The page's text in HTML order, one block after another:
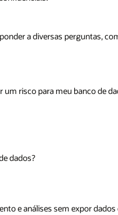
a diversas perguntas,
risco para meu banco de
dados?
e análises sem expor dados